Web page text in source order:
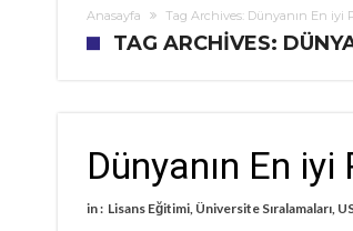
Anasayfa Tag Archives: Dünyanın En iyi
TAG ARCHIVES:
Dünyanın En
in : Lisans Eğitimi, Üniversite Sıralamaları,